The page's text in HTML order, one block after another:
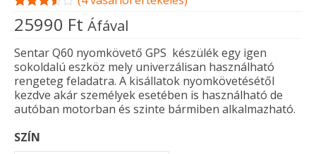
Értékelés
3.50az
4
értékelés
alapján
25990 Ft Áfával
Sentar Q60 nyomkövető GPS készülék egy igen
sokoldalú eszköz mely univerzálisan használható
rengeteg feladatra. A kisállatok nyomkövetésétől
kezdve akár személyek esetében is használható de
autóban motorban és szinte bármiben alkalmazható.
SZÍN